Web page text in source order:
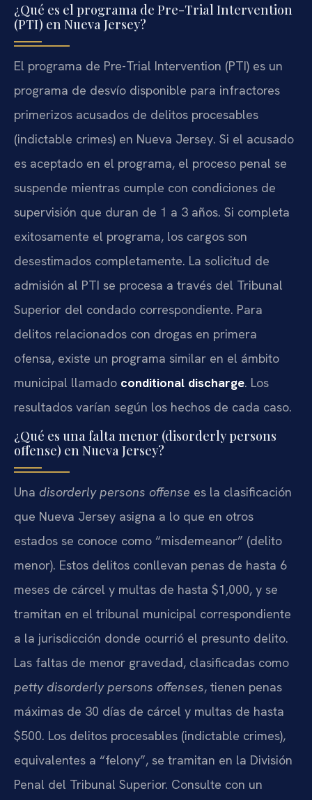
¿Qué es el programa de Pre-Trial Intervention
(PTI) en Nueva Jersey?
El programa de Pre-Trial Intervention (PTI) es un
programa de desvío disponible para infractores
primerizos acusados de delitos procesables
(indictable crimes) en Nueva Jersey. Si el acusado
es aceptado en el programa, el proceso penal se
suspende mientras cumple con condiciones de
supervisión que duran de 1 a 3 años. Si completa
exitosamente el programa, los cargos son
desestimados completamente. La solicitud de
admisión al PTI se procesa a través del Tribunal
Superior del condado correspondiente. Para
delitos relacionados con drogas en primera
ofensa, existe un programa similar en el ámbito
municipal llamado conditional discharge. Los
resultados varían según los hechos de cada caso.
¿Qué es una falta menor (disorderly persons
offense) en Nueva Jersey?
Una disorderly persons offense es la clasificación
que Nueva Jersey asigna a lo que en otros
estados se conoce como “misdemeanor” (delito
menor). Estos delitos conllevan penas de hasta 6
meses de cárcel y multas de hasta $1,000, y se
tramitan en el tribunal municipal correspondiente
a la jurisdicción donde ocurrió el presunto delito.
Las faltas de menor gravedad, clasificadas como
petty disorderly persons offenses, tienen penas
máximas de 30 días de cárcel y multas de hasta
$500. Los delitos procesables (indictable crimes),
equivalentes a “felony”, se tramitan en la División
Penal del Tribunal Superior. Consulte con un